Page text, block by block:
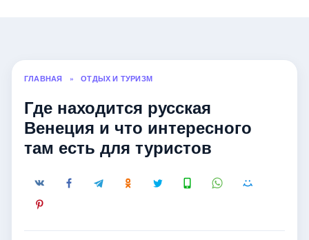
ГЛАВНАЯ » ОТДЫХ И ТУРИЗМ
Где находится русская
Венеция и что интересного
там есть для туристов